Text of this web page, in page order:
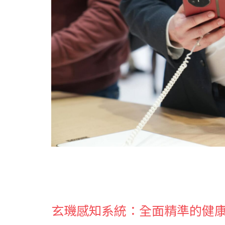
玄璣感知系統：全面精準的健